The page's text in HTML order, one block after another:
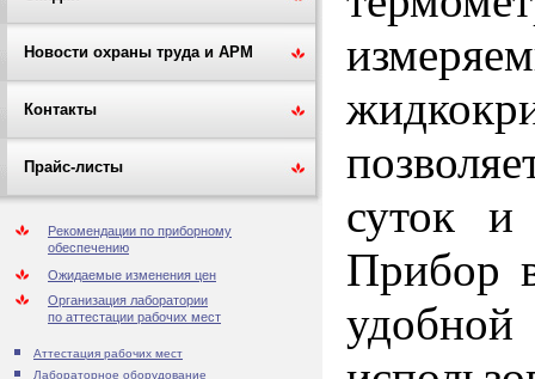
Новости охраны труда и АРМ
Контакты
Прайс-листы
Рекомендации по приборному
обеспечению
Ожидаемые изменения цен
Организация лаборатории
по аттестации рабочих мест
Аттестация рабочих мест
Лабораторное оборудование
суток
Прибор